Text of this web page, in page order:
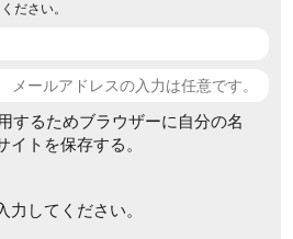
ださい。
するためブラウザーに自分の名
トを保存する。
力してください。